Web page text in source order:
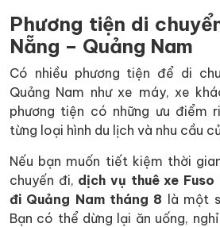
Phương tiện di
Nẵng – Quảng Nam
Có nhiều phương tiện để di
Quảng Nam như xe máy, xe
phương tiện có những ưu điểm
từng loại hình du lịch và nhu cầu
Nếu bạn muốn tiết kiệm thời
chuyến đi, dịch vụ thuê xe
đi Quảng Nam tháng 8 là một
Bạn có thể dừng lại ăn uống,